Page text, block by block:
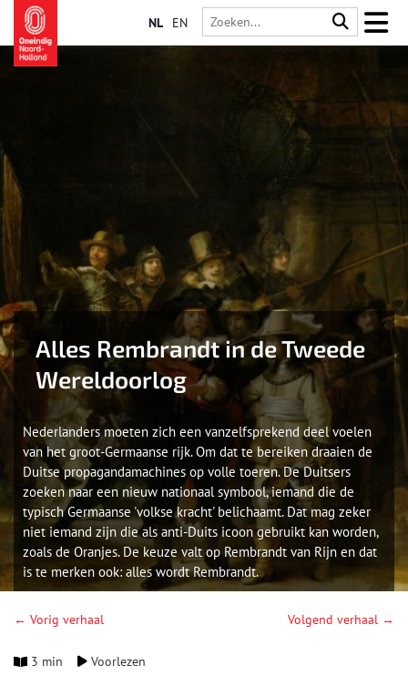
NL EN
Alles Rembrandt in de Tweede
Wereldoorlog
Nederlanders moeten zich een vanzelfsprekend deel voelen
van het groot-Germaanse rijk. Om dat te bereiken draaien de
Duitse propagandamachines op volle toeren. De Duitsers
zoeken naar een nieuw nationaal symbool, iemand die de
typisch Germaanse 'volkse kracht' belichaamt. Dat mag zeker
niet iemand zijn die als anti-Duits icoon gebruikt kan worden,
zoals de Oranjes. De keuze valt op Rembrandt van Rijn en dat
is te merken ook: alles wordt Rembrandt.
← Vorig verhaal Volgend verhaal →
3 min Voorlezen